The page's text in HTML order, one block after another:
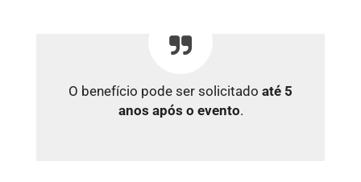
O benefício pode ser solicitado até 5
anos após o evento.